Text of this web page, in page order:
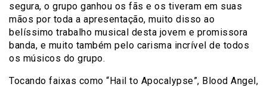
segura, o grupo ganhou os fãs e os tiveram em suas
mãos por toda a apresentação, muito disso ao
belíssimo trabalho musical desta jovem e promissora
banda, e muito também pelo carisma incrível de todos
os músicos do grupo.
Tocando faixas como “Hail to Apocalypse”, Blood Angel,